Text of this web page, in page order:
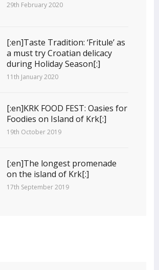
29th February 2020
[:en]Taste Tradition: ‘Fritule’ as
a must try Croatian delicacy
during Holiday Season[:]
11th January 2020
[:en]KRK FOOD FEST: Oasies for
Foodies on Island of Krk[:]
19th October 2019
[:en]The longest promenade
on the island of Krk[:]
17th September 2019